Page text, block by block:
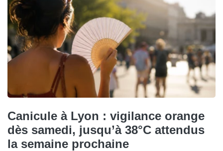
Canicule à Lyon : vigilance orange
dès samedi, jusqu’à 38°C attendus
la semaine prochaine